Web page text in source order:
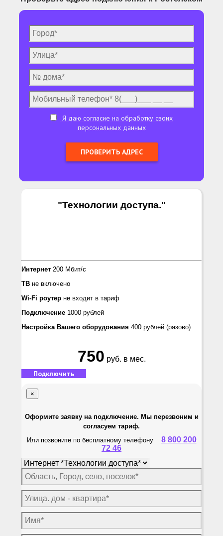
Я даю согласие на обработку своих
персональных данных
"Технологии доступа."
Интернет 200 Мбит/с
ТВ не включено
Wi-Fi роутер не входит в тариф
Подключение 1000 рублей
Настройка Вашего оборудования 400 рублей (разово)
750 руб. в мес.
Подключить
×
Оформите заявку на подключение. Мы перезвоним и
согласуем тариф.
Или позвоните по бесплатному телефону 8 800 200
72 46